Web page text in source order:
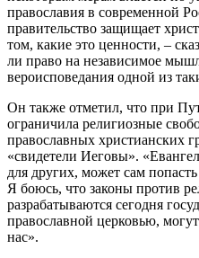
православия в современной
правительство защищает
том, какие это ценности, –
ли право на независимое
вероисповедания одной из
Он также отметил, что при
ограничила религиозные
православных христианских
«свидетели Иеговы».
для других, может сам
Я боюсь, что законы против
разрабатываются сегодня
православной церковью,
нас».